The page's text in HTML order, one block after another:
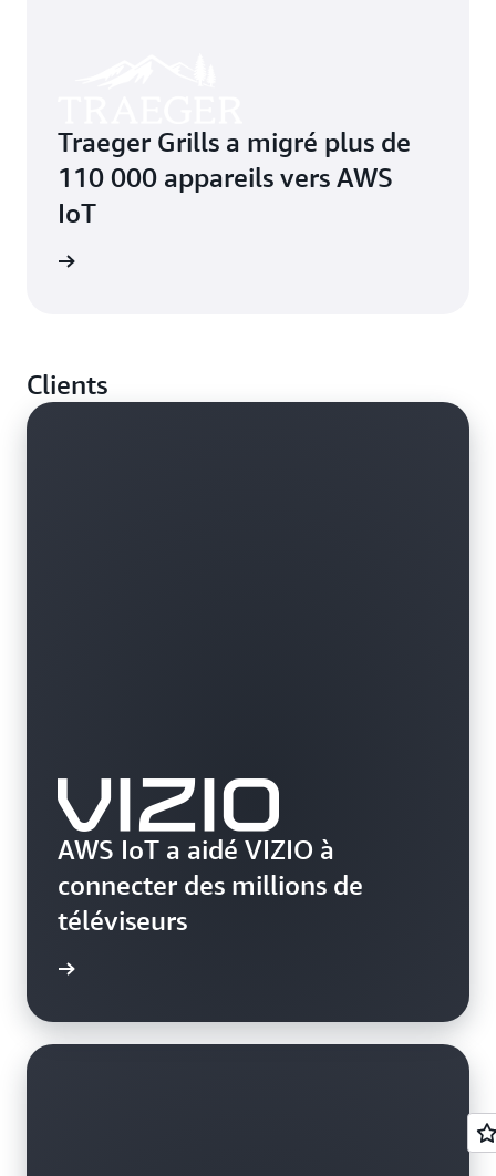
Traeger Grills a migré plus de
110 000 appareils vers AWS
IoT
Clients
AWS IoT a aidé VIZIO à
connecter des millions de
téléviseurs